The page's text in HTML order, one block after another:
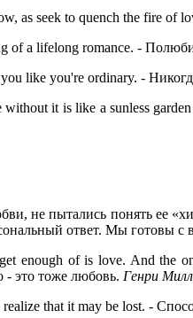
as seek to quench the fire of
of a lifelong romance. -
like you're ordinary. -
it is like a sunless
не пытались понять ее
ответ. Мы готовы
enough of is love. And the
- это тоже любовь. Генри
that it may be lost. -